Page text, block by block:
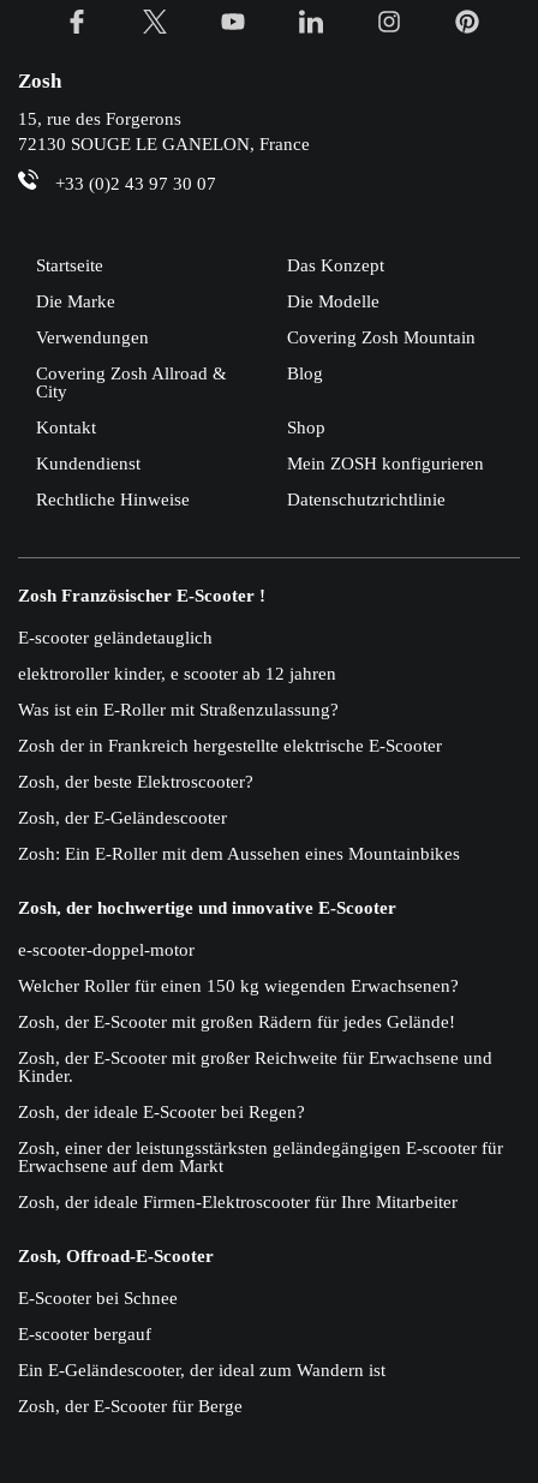
Zosh
15, rue des Forgerons
72130 SOUGE LE GANELON, France
+33 (0)2 43 97 30 07
Startseite
Das Konzept
Die Marke
Die Modelle
Verwendungen
Covering Zosh Mountain
Covering Zosh Allroad &
City
Blog
Kontakt
Shop
Kundendienst
Mein ZOSH konfigurieren
Rechtliche Hinweise
Datenschutzrichtlinie
Zosh Französischer E-Scooter !
E-scooter geländetauglich
elektroroller kinder, e scooter ab 12 jahren
Was ist ein E-Roller mit Straßenzulassung?
Zosh der in Frankreich hergestellte elektrische E-Scooter
Zosh, der beste Elektroscooter?
Zosh, der E-Geländescooter
Zosh: Ein E-Roller mit dem Aussehen eines Mountainbikes
Zosh, der hochwertige und innovative E-Scooter
e-scooter-doppel-motor
Welcher Roller für einen 150 kg wiegenden Erwachsenen?
Zosh, der E-Scooter mit großen Rädern für jedes Gelände!
Zosh, der E-Scooter mit großer Reichweite für Erwachsene und
Kinder.
Zosh, der ideale E-Scooter bei Regen?
Zosh, einer der leistungsstärksten geländegängigen E-scooter für
Erwachsene auf dem Markt
Zosh, der ideale Firmen-Elektroscooter für Ihre Mitarbeiter
Zosh, Offroad-E-Scooter
E-Scooter bei Schnee
E-scooter bergauf
Ein E-Geländescooter, der ideal zum Wandern ist
Zosh, der E-Scooter für Berge